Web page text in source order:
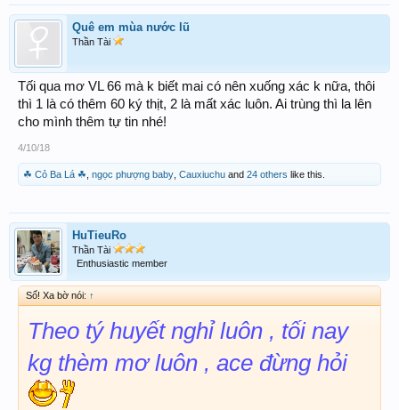
Quê em mùa nước lũ
Thần Tài
Tối qua mơ VL 66 mà k biết mai có nên xuống xác k nữa, thôi
thì 1 là có thêm 60 ký thịt, 2 là mất xác luôn. Ai trùng thì la lên
cho mình thêm tự tin nhé!
4/10/18
☘ Cỏ Ba Lá ☘ ngọc phượng baby Cauxiuchu and 24 others like this.
HuTieuRo
Thần Tài
Enthusiastic member
Số! Xa bờ nói: ↑
Theo tý huyết nghỉ luôn , tối nay
kg thèm mơ luôn , ace đừng hỏi